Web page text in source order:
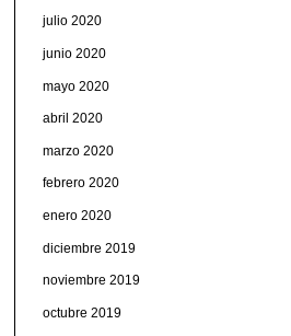
julio 2020
junio 2020
mayo 2020
abril 2020
marzo 2020
febrero 2020
enero 2020
diciembre 2019
noviembre 2019
octubre 2019